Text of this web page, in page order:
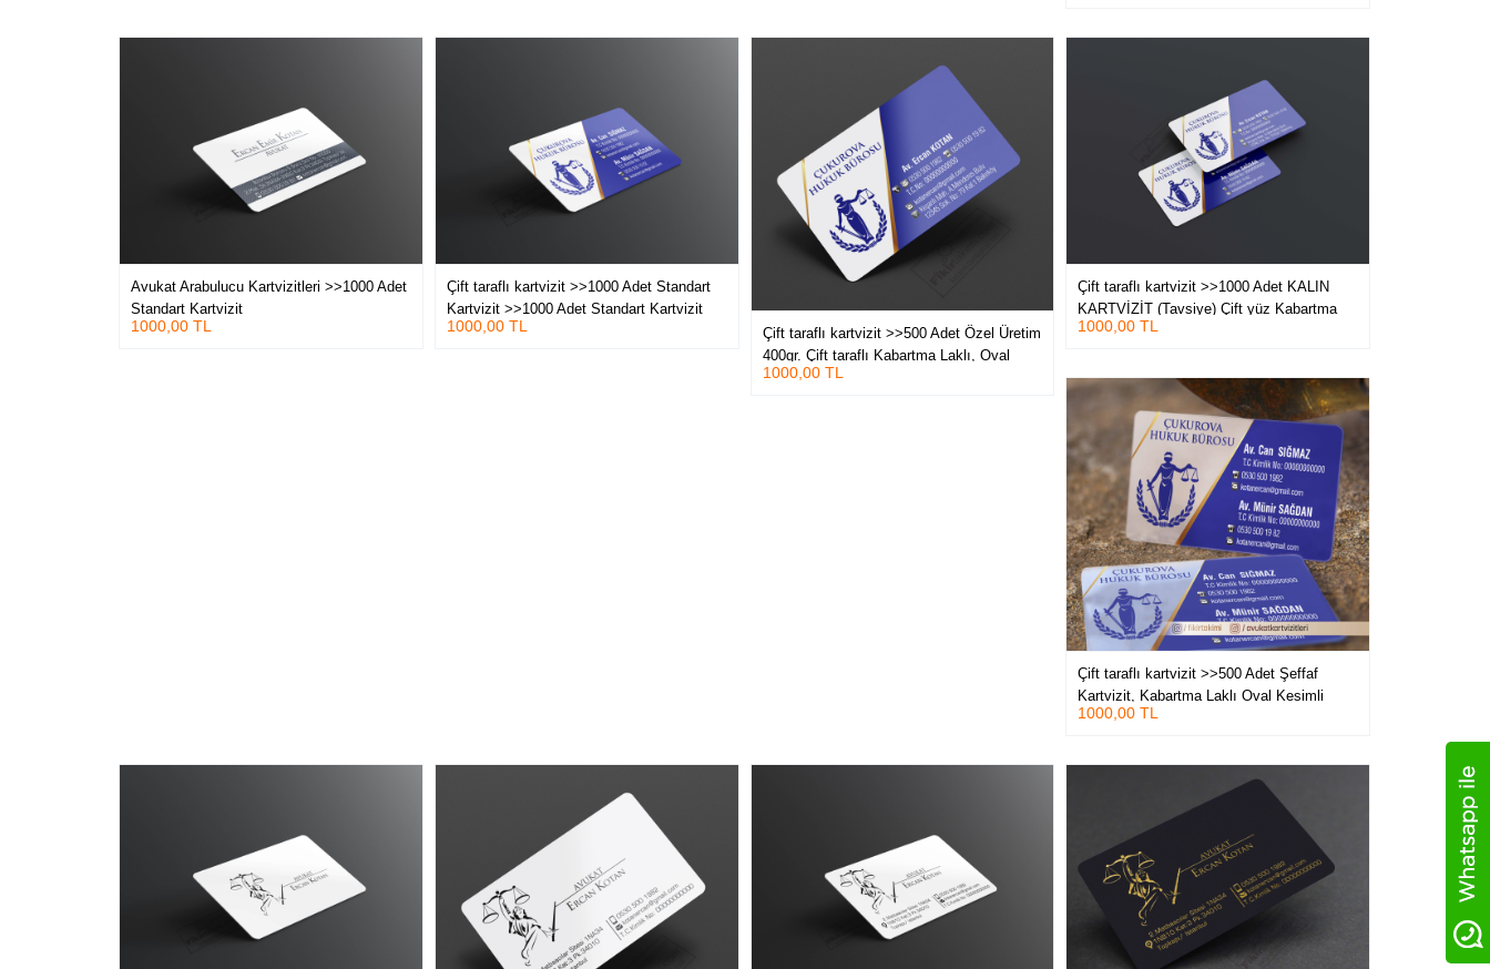
Avukat Arabulucu Kartvizitleri >>1000 Adet
Standart Kartvizit
1000,00 TL
Çift taraflı kartvizit >>1000 Adet Standart
Kartvizit >>1000 Adet Standart Kartvizit
1000,00 TL
Çift taraflı kartvizit >>500 Adet Özel Üretim
400gr. Çift taraflı Kabartma Laklı, Oval
Kesimli Lüks Baskılar
1000,00 TL
Çift taraflı kartvizit >>1000 Adet KALIN
KARTVİZİT (Tavsiye) Çift yüz Kabartma
Laklı Oval Kesim Kartvizit
1000,00 TL
Çift taraflı kartvizit >>500 Adet Şeffaf
Kartvizit, Kabartma Laklı Oval Kesimli
1000,00 TL